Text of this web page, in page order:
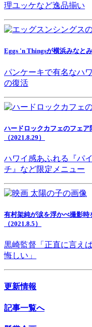
理ユッケなど逸品揃い
Eggs 'n Thingsが横浜みなと
パンケーキで有名なハ
の復活
ハードロックカフェのフェア
（2021.8.29）
ハワイ感あふれる『パ
チ』など限定メニュー
有村架純が涙を浮かべ撮影
（2021.8.5）
黒崎監督「正直に言え
悔しい」
更新情報
記事一覧へ